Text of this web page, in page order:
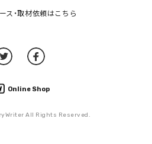
ス・取材依頼はこちら
Online Shop
All Rights Reserved.